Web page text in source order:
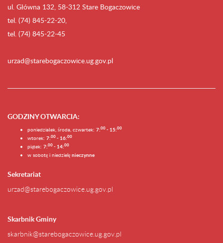
ul. Główna 132, 58-312 Stare Bogaczowice
tel. (74) 845-22-20,
tel. (74) 845-22-45
urzad@starebogaczowice.ug.gov.pl
GODZINY OTWARCIA:
poniedziałek, środa, czwartek: 7:00 - 15:00
wtorek: 7:00 - 16:00
piątek: 7:00 - 14:00
w sobotę i niedzielę nieczynne
Sekretariat
urzad@starebogaczowice.ug.gov.pl
Skarbnik Gminy
skarbnik@starebogaczowice.ug.gov.pl